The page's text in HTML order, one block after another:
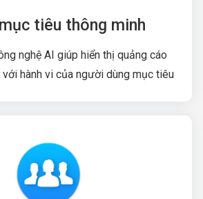
tiêu thông minh
nghệ AI giúp hiển thị quảng cáo
hành vi của người dùng mục tiêu